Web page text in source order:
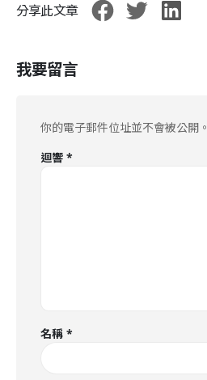
分享此文章
我要留言
你的電子郵件位址並不會被公開。
迴響 *
名稱 *